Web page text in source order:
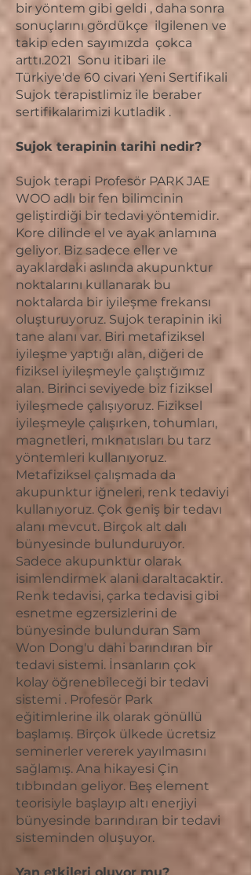
bir yöntem gibi geldi , daha sonra
sonuçlarını gördükçe ilgilenen ve
takip eden sayımızda çokca
arttı.2021 Sonu itibari ile
Türkiye'de 60 civari Yeni Sertifikali
Sujok terapistlimiz ile beraber
sertifikalarimizi kutladik .
Sujok terapinin tarihi nedir?
Sujok terapi Profesör PARK JAE
WOO adlı bir fen bilimcinin
geliştirdiği bir tedavi yöntemidir.
Kore dilinde el ve ayak anlamına
geliyor. Biz sadece eller ve
ayaklardaki aslında akupunktur
noktalarını kullanarak bu
noktalarda bir iyileşme frekansı
oluşturuyoruz. Sujok terapinin iki
tane alanı var. Biri metafiziksel
iyileşme yaptığı alan, diğeri de
fiziksel iyileşmeyle çalıştığımız
alan. Birinci seviyede biz fiziksel
iyileşmede çalışıyoruz. Fiziksel
iyileşmeyle çalışırken, tohumları,
magnetleri, mıknatısları bu tarz
yöntemleri kullanıyoruz.
Metafiziksel çalışmada da
akupunktur iğneleri, renk tedaviyi
kullanıyoruz. Çok geniş bir tedavı
alanı mevcut. Birçok alt dalı
bünyesinde bulunduruyor.
Sadece akupunktur olarak
isimlendirmek alani daraltacaktir.
Renk tedavisi, çarka tedavisi gibi
esnetme egzersizlerini de
bünyesinde bulunduran Sam
Won Dong'u dahi barındıran bir
tedavi sistemi. İnsanların çok
kolay öğrenebileceği bir tedavi
sistemi . Profesör Park
eğitimlerine ilk olarak gönüllü
başlamış. Birçok ülkede ücretsiz
seminerler vererek yayılmasını
sağlamış. Ana hikayesi Çin
tıbbından geliyor. Beş element
teorisiyle başlayıp altı enerjiyi
bünyesinde barındıran bir tedavi
sisteminden oluşuyor.